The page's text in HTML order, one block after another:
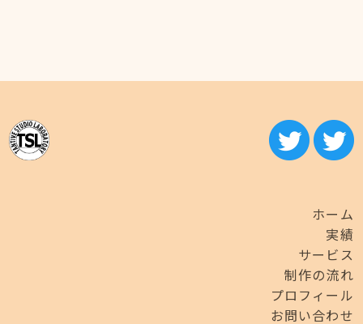
ホーム
実績
サービス
制作の流れ
プロフィール
お問い合わせ